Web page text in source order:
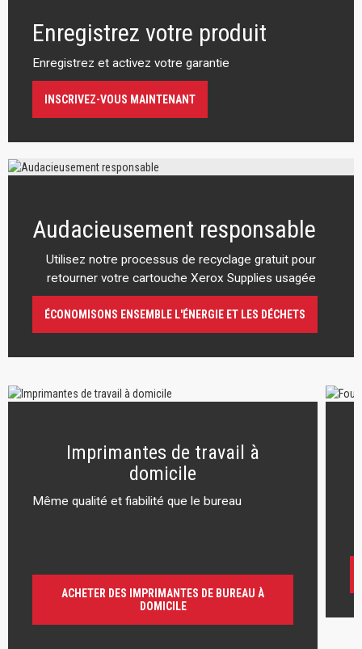
Enregistrez votre produit
Enregistrez et activez votre garantie
INSCRIVEZ-VOUS MAINTENANT
Audacieusement responsable
Utilisez notre processus de recyclage gratuit pour
retourner votre cartouche Xerox Supplies usagée
ÉCONOMISONS ENSEMBLE L'ÉNERGIE ET LES DÉCHETS
Imprimantes de travail à
domicile
Même qualité et fiabilité que le bureau
ACHETER DES IMPRIMANTES DE BUREAU À
DOMICILE